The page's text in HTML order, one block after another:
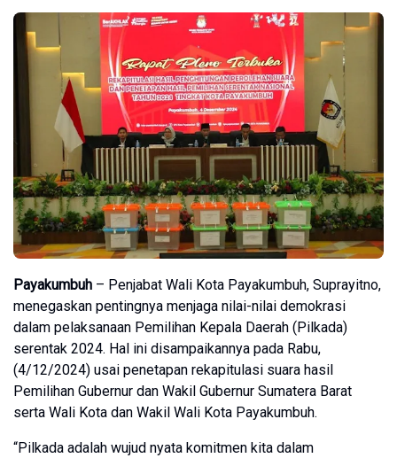
Payakumbuh – Penjabat Wali Kota Payakumbuh, Suprayitno,
menegaskan pentingnya menjaga nilai-nilai demokrasi
dalam pelaksanaan Pemilihan Kepala Daerah (Pilkada)
serentak 2024. Hal ini disampaikannya pada Rabu,
(4/12/2024) usai penetapan rekapitulasi suara hasil
Pemilihan Gubernur dan Wakil Gubernur Sumatera Barat
serta Wali Kota dan Wakil Wali Kota Payakumbuh.
“Pilkada adalah wujud nyata komitmen kita dalam